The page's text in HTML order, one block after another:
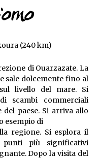
(240 km)
di Ouarzazate. La
sale dolcemente fino al
livello del mare. Si
scambi commerciali
del paese. Si arriva allo
esempio di
regione. Si esplora il
più significativi
Dopo la visita del